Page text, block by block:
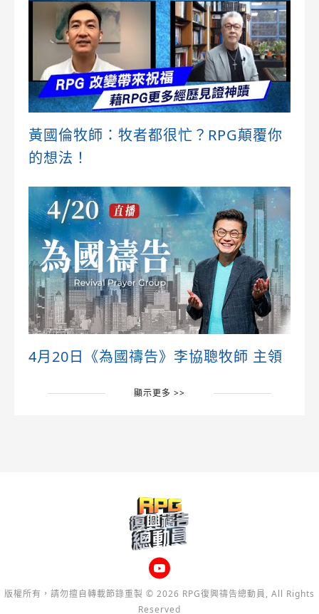
黃國倫牧師：牧者都很忙？RPG顛覆你
的想法！
4月20日《為國禱告》李協聰牧師 主領
顯示更多 >>
版權所有，請勿擅自轉載節錄重製 © 2026 RPG復興禱告總動員, All Rights
Reserved